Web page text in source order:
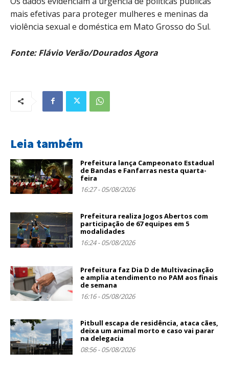
mais efetivas para proteger mulheres e meninas da
violência sexual e doméstica em Mato Grosso do Sul.
Fonte: Flávio Verão/Dourados Agora
Leia também
Prefeitura lança Campeonato Estadual
de Bandas e Fanfarras nesta quarta-
feira
16:27 - 05/08/2026
Prefeitura realiza Jogos Abertos com
participação de 67 equipes em 5
modalidades
16:24 - 05/08/2026
Prefeitura faz Dia D de Multivacinação
e amplia atendimento no PAM aos finais
de semana
16:16 - 05/08/2026
Pitbull escapa de residência, ataca cães,
deixa um animal morto e caso vai parar
na delegacia
08:56 - 05/08/2026